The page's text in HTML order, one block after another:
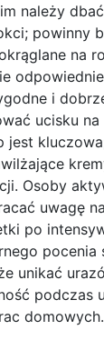
należy
powinny
na
i
ucisku na
jest
Osoby
uwagę
po
pocenia
unikać
podczas
domowych.